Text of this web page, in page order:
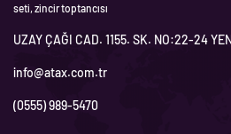
seti, zincir toptancısı
UZAY ÇAĞI CAD. 1155. SK. NO:22-24
info@atax.com.tr
(0555) 989-5470